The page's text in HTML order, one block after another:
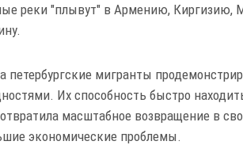
реки "плывут" в Армению, Киргизию,
петербургские мигранты
Их способность быстро
масштабное возвращение в
экономические проблемы.